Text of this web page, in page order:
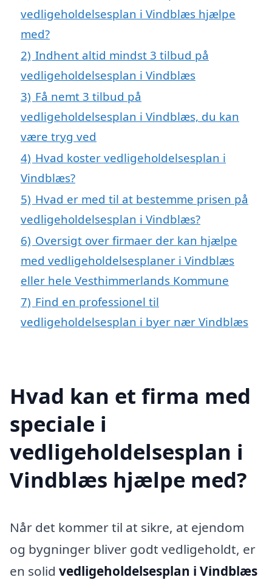
vedligeholdelsesplan i Vindblæs hjælpe
med?
2) Indhent altid mindst 3 tilbud på
vedligeholdelsesplan i Vindblæs
3) Få nemt 3 tilbud på
vedligeholdelsesplan i Vindblæs, du kan
være tryg ved
4) Hvad koster vedligeholdelsesplan i
Vindblæs?
5) Hvad er med til at bestemme prisen på
vedligeholdelsesplan i Vindblæs?
6) Oversigt over firmaer der kan hjælpe
med vedligeholdelsesplaner i Vindblæs
eller hele Vesthimmerlands Kommune
7) Find en professionel til
vedligeholdelsesplan i byer nær Vindblæs
Hvad kan et firma med
speciale i
vedligeholdelsesplan i
Vindblæs hjælpe med?
Når det kommer til at sikre, at ejendom
og bygninger bliver godt vedligeholdt, er
en solid vedligeholdelsesplan i Vindblæs